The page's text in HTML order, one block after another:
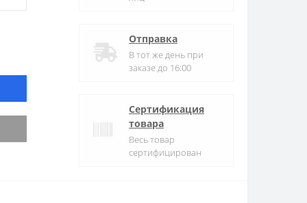
Отправка
В тот же день при
заказе до 16:00
Сертификация
товара
Весь товар
сертифицирован